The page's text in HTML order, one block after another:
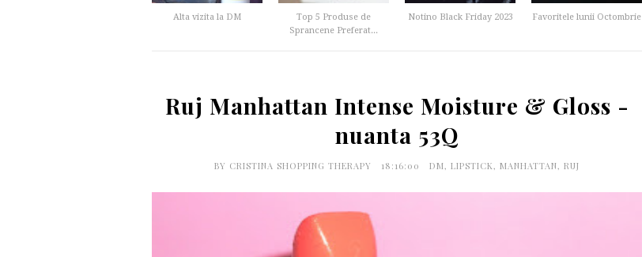
Alta vizita la DM
Top 5 Produse de
Sprancene Preferat...
Notino Black Friday 2023 Favoritele lunii Octombrie
Ruj Manhattan Intense Moisture & Gloss -
nuanta 53Q
BY CRISTINA SHOPPING THERAPY 18:16:00 DM, LIPSTICK, MANHATTAN, RUJ